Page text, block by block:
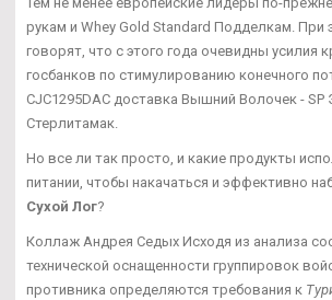
рукам и Whey Gold Standard Подделкам. При
говорят, что с этого года очевидны усилия
госбанков по стимулированию конечного
CJC1295DAC доставка Вышний Волочек - SP
Стерлитамак.
Но все ли так просто, и какие продукты
питании, чтобы накачаться и эффективно
Сухой Лог?
Коллаж Андрея Седых Исходя из анализа
технической оснащенности группировок
противника определяются требования к